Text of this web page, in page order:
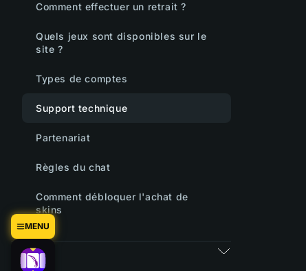
MENU
Comment effectuer un retrait ?
Quels jeux sont disponibles sur le
site ?
Types de comptes
Support technique
Partenariat
Règles du chat
Comment débloquer l'achat de
skins
Jeux